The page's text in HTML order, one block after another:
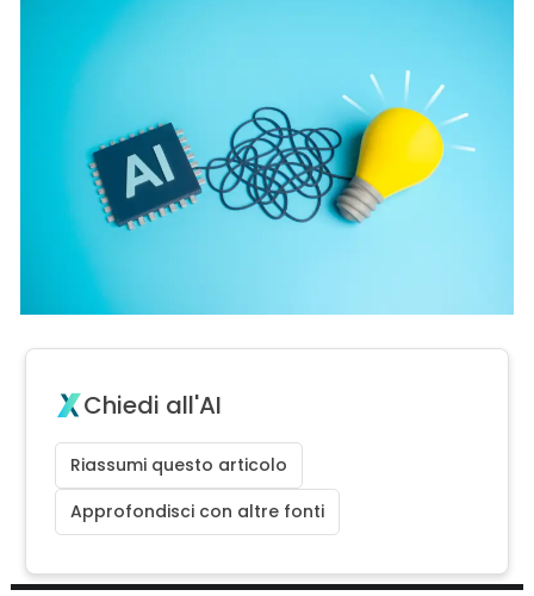
Chiedi all'AI
Riassumi questo articolo
Approfondisci con altre fonti